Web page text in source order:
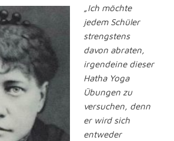
„Ich möchte
jedem Schüler
strengstens
davon abraten,
irgendeine dieser
Hatha Yoga
Übungen zu
versuchen, denn
er wird sich
entweder